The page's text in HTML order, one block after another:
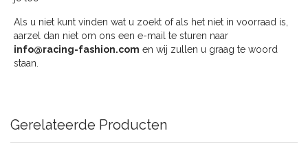
Als u niet kunt vinden wat u zoekt of als het niet in voorraad is,
aarzel dan niet om ons een e-mail te sturen naar
info@racing-fashion.com en wij zullen u graag te woord
staan.
Gerelateerde Producten